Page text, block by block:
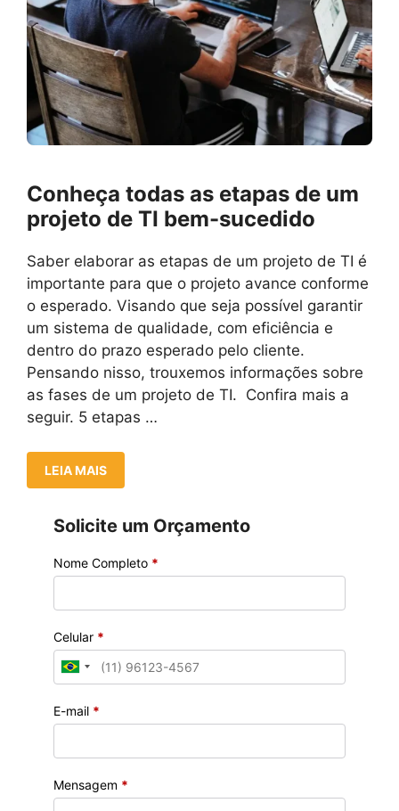
Conheça todas as etapas de um
projeto de TI bem-sucedido
Saber elaborar as etapas de um projeto de TI é
importante para que o projeto avance conforme
o esperado. Visando que seja possível garantir
um sistema de qualidade, com eficiência e
dentro do prazo esperado pelo cliente.
Pensando nisso, trouxemos informações sobre
as fases de um projeto de TI. Confira mais a
seguir. 5 etapas …
LEIA MAIS
Solicite um Orçamento
Nome Completo *
Celular *
E-mail *
Mensagem *